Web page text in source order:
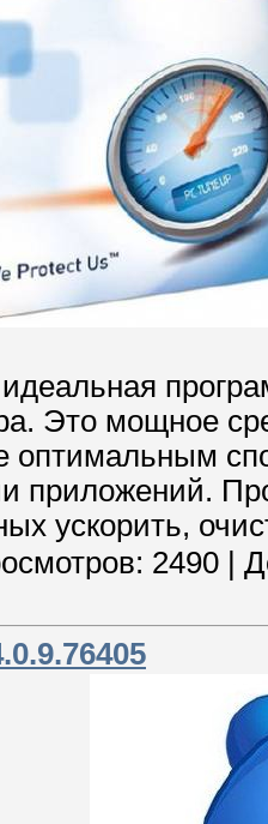
Это мощное
приложений.
ускорить,
2490 |